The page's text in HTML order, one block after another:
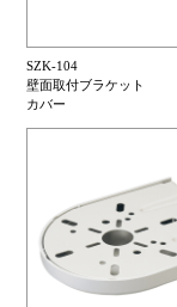
SZK-104
壁面取付ブラケット
カバー